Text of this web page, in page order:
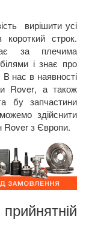
вирішити усі
строк.
за плечима
і знає про
нас в наявності
Rover, а також
бу запчастини
здійснити
Roverз Європи.